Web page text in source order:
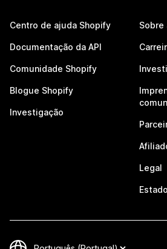
Centro de ajuda Shopify
Documentação da API
Comunidade Shopify
Blogue Shopify
Investigação
Sobre
Legal